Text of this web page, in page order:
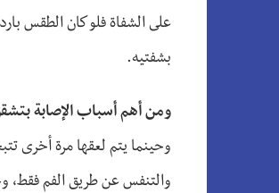
على الشفاة فلو كان الطقس
بشفتيه.
ومن أهم أسباب الإصابة
وحينما يتم لعقها مرة أخرى
والتنفس عن طريق الفم فقط،